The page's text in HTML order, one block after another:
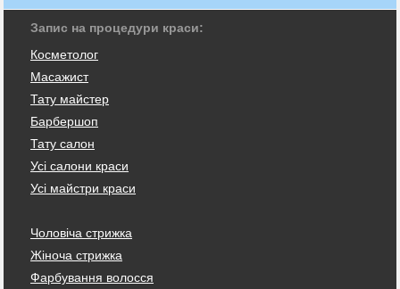
Запис на процедури краси:
Косметолог
Масажист
Тату майстер
Барбершоп
Тату салон
Усі салони краси
Усі майстри краси
Чоловіча стрижка
Жіноча стрижка
Фарбування волосся